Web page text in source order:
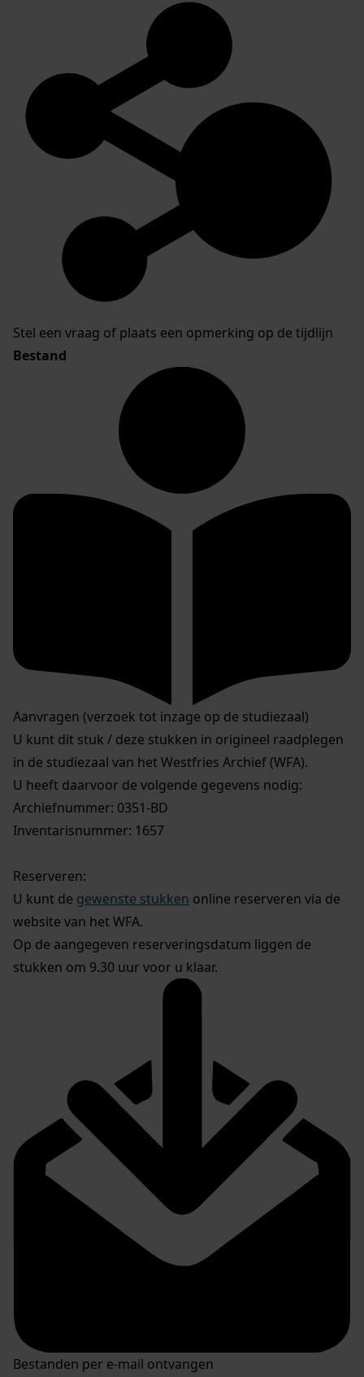
Stel een vraag of plaats een opmerking op de tijdlijn
Bestand
Aanvragen (verzoek tot inzage op de studiezaal)
U kunt dit stuk / deze stukken in origineel raadplegen
in de studiezaal van het Westfries Archief (WFA).
U heeft daarvoor de volgende gegevens nodig:
Archiefnummer: 0351-BD
Inventarisnummer: 1657
Reserveren:
U kunt de gewenste stukken online reserveren via de
website van het WFA.
Op de aangegeven reserveringsdatum liggen de
stukken om 9.30 uur voor u klaar.
Bestanden per e-mail ontvangen